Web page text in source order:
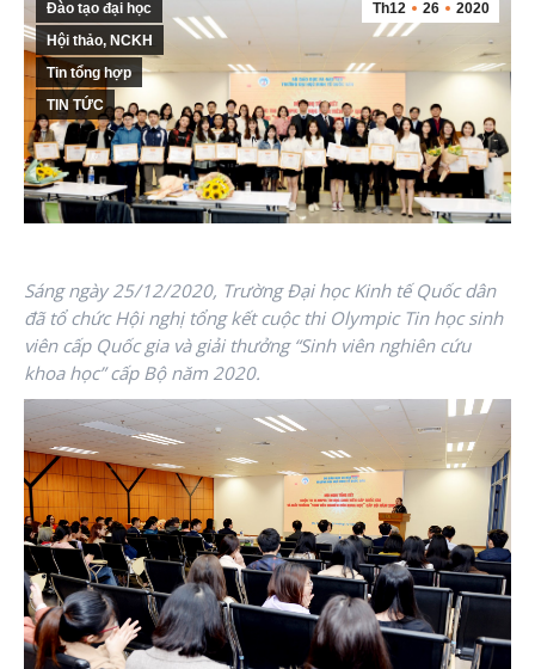
Th12 26 2020
Đào tạo đại học
Hội thảo, NCKH
Tin tổng hợp
TIN TỨC
Sáng ngày 25/12/2020, Trường Đại học Kinh tế Quốc dân
đã tổ chứcHội nghị tổng kết cuộc thi Olympic Tin học sinh
viên cấp Quốc gia và giải thưởng “Sinh viên nghiên cứu
khoa học” cấp Bộ năm 2020.